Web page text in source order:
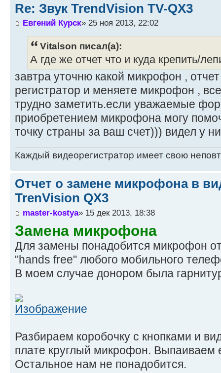
Re: Звук TrendVision TV-QX3
Евгений Курск» 25 ноя 2013, 22:02
Vitalson писал(а):
А где же отчет что и куда крепить/
завтра уточню какой микрофон ,
регистратор и меняете микрофон ,
трудно заметить.если уважаемые
приобретением микрофона могу
точку страны за ваш счет))) видел у
Каждый видеорегистратор имеет свою
Отчет о замене микрофона в
TrenVision QX3
master-kostya» 15 дек 2013, 18:38
Замена микрофона
Для замены понадобится микрофон
"hands free" любого мобильного
В моем случае донором была
Разбираем коробочку с кнопками и
плате круглый микрофон. Выпаиваем
Остальное нам не понадобится.